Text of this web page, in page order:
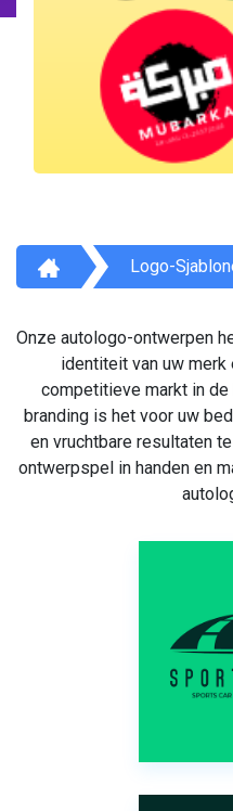
Logo-
Onze autologo-ontwerpen
identiteit van uw merk
competitieve markt in
branding is het voor uw
en vruchtbare resultaten
ontwerpspel in handen en